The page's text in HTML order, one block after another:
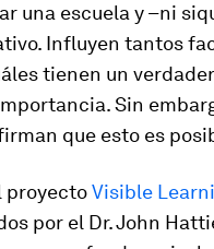
una escuela y –ni
Influyen tantos
tienen un
Sin
que esto es
proyectoVisible
por el Dr. John